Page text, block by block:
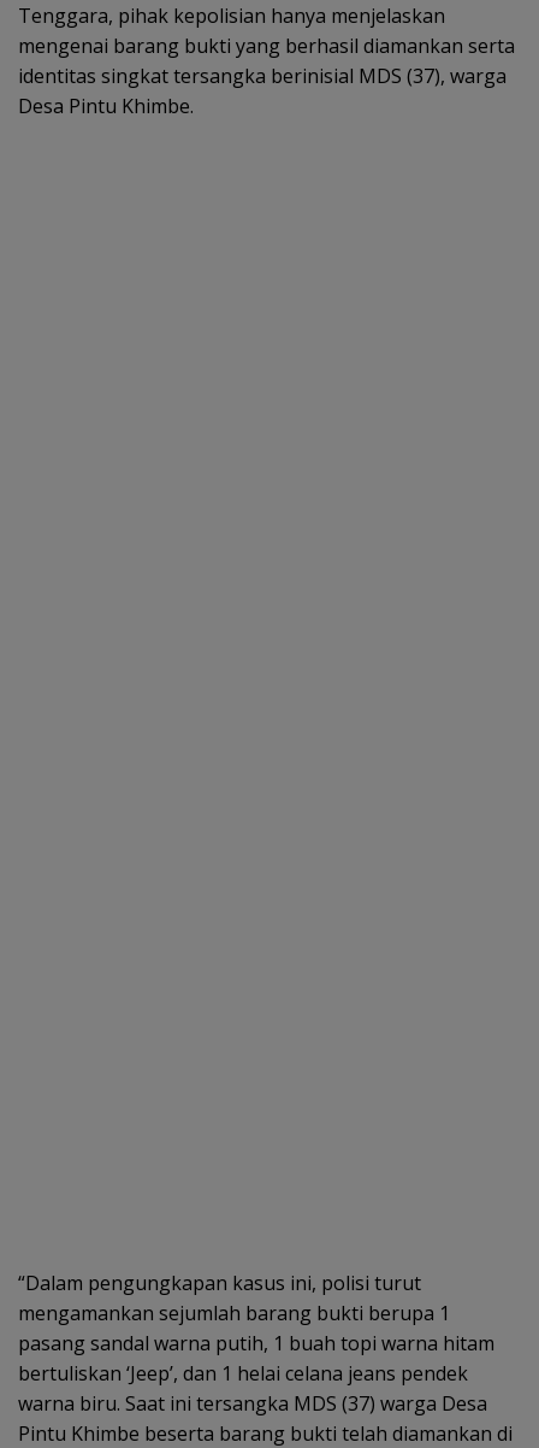
Tenggara, pihak kepolisian hanya menjelaskan
mengenai barang bukti yang berhasil diamankan serta
identitas singkat tersangka berinisial MDS (37), warga
Desa Pintu Khimbe.
“Dalam pengungkapan kasus ini, polisi turut
mengamankan sejumlah barang bukti berupa 1
pasang sandal warna putih, 1 buah topi warna hitam
bertuliskan ‘Jeep’, dan 1 helai celana jeans pendek
warna biru. Saat ini tersangka MDS (37) warga Desa
Pintu Khimbe beserta barang bukti telah diamankan di